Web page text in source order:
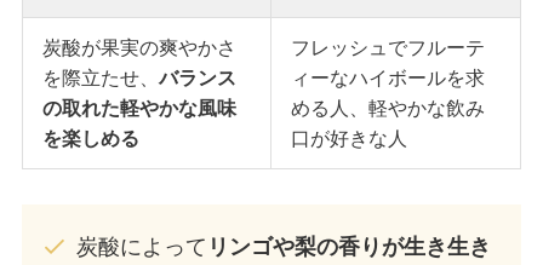
炭酸が果実の爽やかさ
を際立たせ、バランス
の取れた軽やかな風味
を楽しめる
フレッシュでフルーテ
ィーなハイボールを求
める人、軽やかな飲み
口が好きな人
炭酸によって リンゴや梨の香りが生き生き